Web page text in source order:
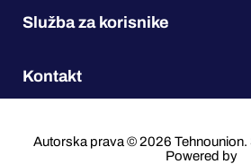
Služba za korisnike
Kontakt
Autorska prava © 2026 Tehnounion.
Powered by